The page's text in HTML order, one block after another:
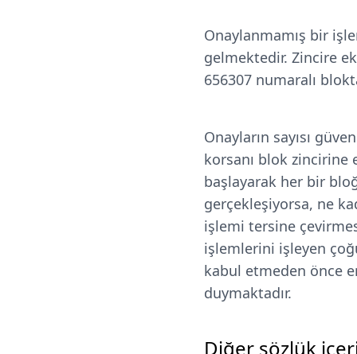
Onaylanmamış bir
gelmektedir. Zincire
656307 numaralı
Onayların sayısı
korsanı blok zincirine
başlayarak her bir
gerçekleşiyorsa, ne
işlemi tersine
işlemlerini işleyen
kabul etmeden önce
duymaktadır.
Diğer sözlük